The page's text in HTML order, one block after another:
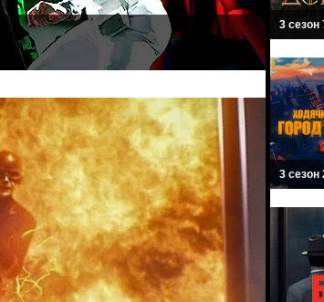
3 сезон
3 сезон